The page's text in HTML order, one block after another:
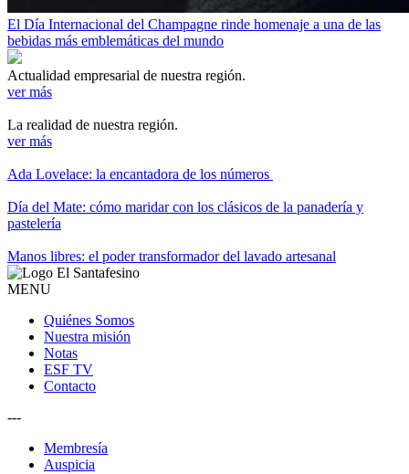
El Día Internacional del Champagne rinde homenaje a una de las
bebidas más emblemáticas del mundo
Actualidad empresarial de nuestra región.
ver más
La realidad de nuestra región.
ver más
Ada Lovelace: la encantadora de los números
Día del Mate: cómo maridar con los clásicos de la panadería y
pastelería
Manos libres: el poder transformador del lavado artesanal
MENU
Quiénes Somos
Nuestra misión
Notas
ESF TV
Contacto
---
Membresía
Auspicia